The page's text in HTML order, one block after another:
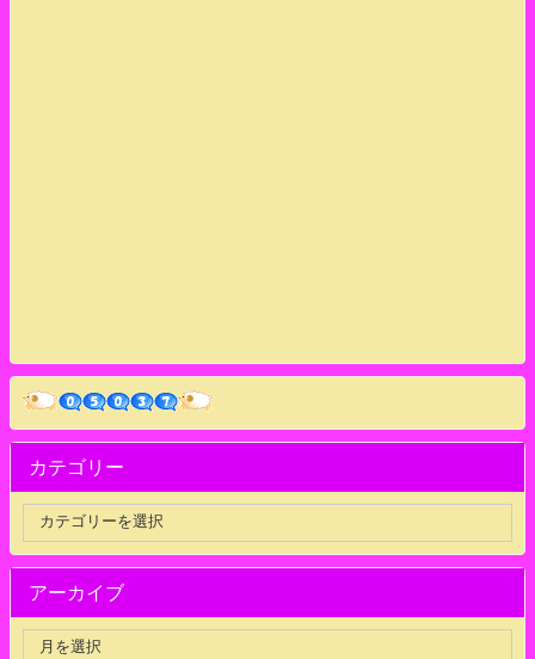
カテゴリー
アーカイブ